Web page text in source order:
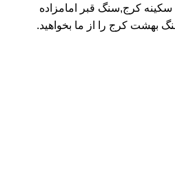
کرج,سنگ قبر امامزاده
کرج را از ما بخواهید.